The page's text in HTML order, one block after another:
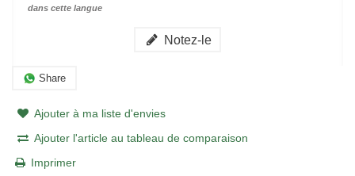
dans cette langue
Notez-le
Share
Ajouter à ma liste d'envies
Ajouter l'article au tableau de comparaison
Imprimer